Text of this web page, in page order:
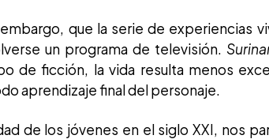
que la serie de experiencias
un programa de televisión.
de ficción, la vida resulta menos
aprendizaje final del personaje.
de los jóvenes en el siglo XXI, nos